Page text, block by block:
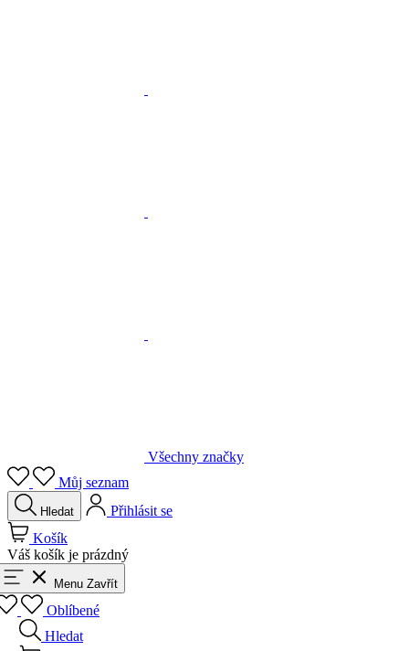
Všechny značky
Můj seznam
Hledat
Přihlásit se
Košík
Váš košík je prázdný
Menu Zavřít
Oblíbené
Hledat